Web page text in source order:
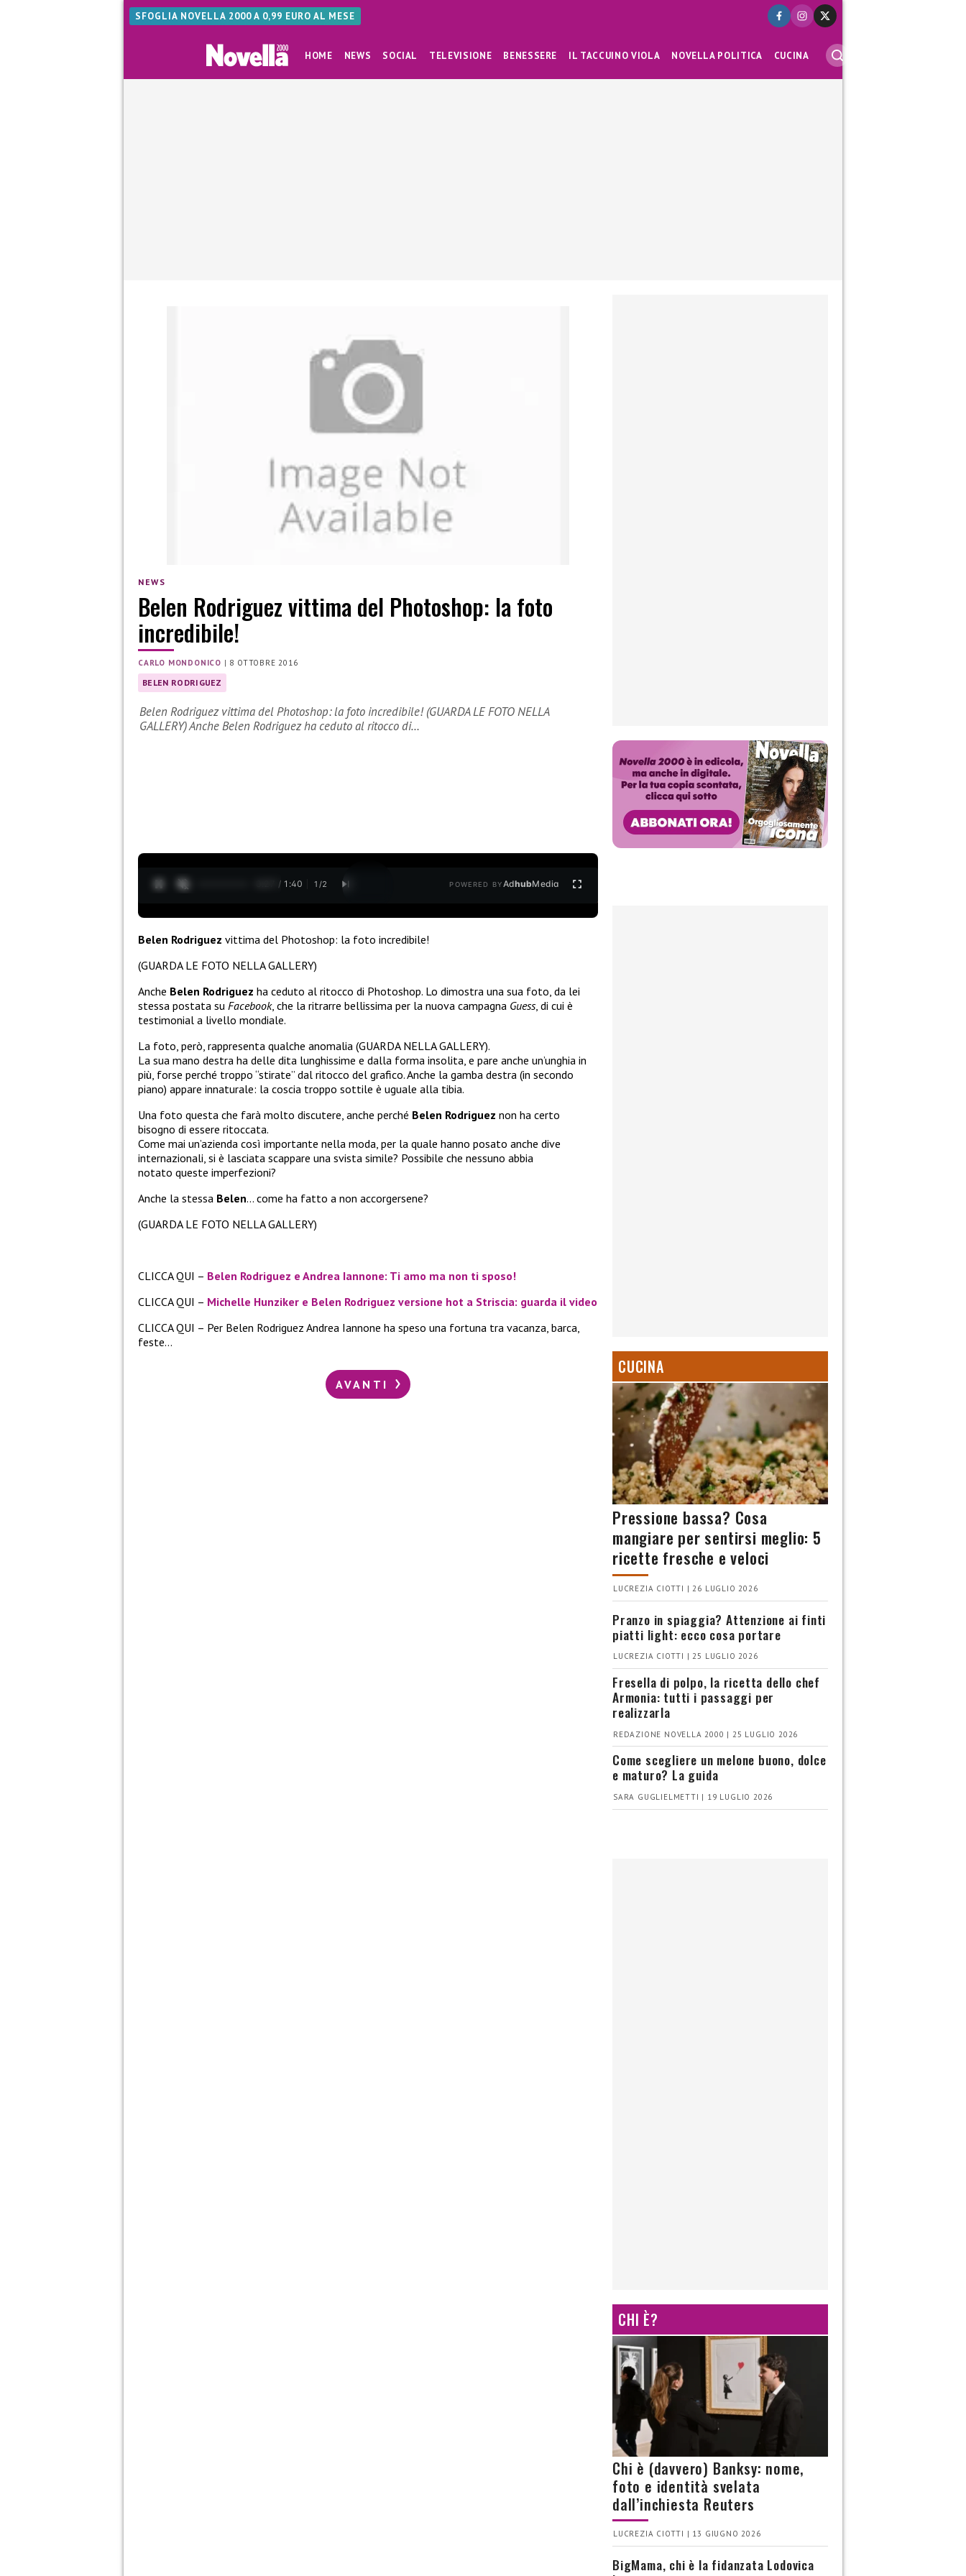
SFOGLIA NOVELLA 2000 A 0,99 EURO AL MESE
HOME NEWS SOCIAL TELEVISIONE BENESSERE IL TACCUINO VIOLA NOVELLA POLITICA CUCINA
NEWS
Belen Rodriguez vittima del Photoshop: la foto
incredibile!
CARLO MONDONICO | 8 OTTOBRE 2016
BELEN RODRIGUEZ
Belen Rodriguez vittima del Photoshop: la foto incredibile! (GUARDA LE FOTO NELLA
GALLERY) Anche Belen Rodriguez ha ceduto al ritocco di…
0:28 / 1:40 1 /2 POWERED BYAdhubMedia
Belen Rodriguez vittima del Photoshop: la foto incredibile!
(GUARDA LE FOTO NELLA GALLERY)
Anche Belen Rodriguez ha ceduto al ritocco di Photoshop. Lo dimostra una sua foto, da lei
stessa postata su Facebook, che la ritrarre bellissima per la nuova campagna Guess, di cui è
testimonial a livello mondiale.
La foto, però, rappresenta qualche anomalia (GUARDA NELLA GALLERY).
La sua mano destra ha delle dita lunghissime e dalla forma insolita, e pare anche un’unghia in
più, forse perché troppo “stirate” dal ritocco del grafico. Anche la gamba destra (in secondo
piano) appare innaturale: la coscia troppo sottile è uguale alla tibia.
Una foto questa che farà molto discutere, anche perché Belen Rodriguez non ha certo
bisogno di essere ritoccata.
Come mai un’azienda così importante nella moda, per la quale hanno posato anche dive
internazionali, si è lasciata scappare una svista simile? Possibile che nessuno abbia
notato queste imperfezioni?
Anche la stessa Belen… come ha fatto a non accorgersene?
(GUARDA LE FOTO NELLA GALLERY)
CLICCA QUI – Belen Rodriguez e Andrea Iannone: Ti amo ma non ti sposo!
CLICCA QUI – Michelle Hunziker e Belen Rodriguez versione hot a Striscia: guarda il video
CLICCA QUI – Per Belen Rodriguez Andrea Iannone ha speso una fortuna tra vacanza, barca,
feste…
AVANTI
CUCINA
Pressione bassa? Cosa
mangiare per sentirsi meglio: 5
ricette fresche e veloci
LUCREZIA CIOTTI | 26 LUGLIO 2026
Pranzo in spiaggia? Attenzione ai finti
piatti light: ecco cosa portare
LUCREZIA CIOTTI | 25 LUGLIO 2026
Fresella di polpo, la ricetta dello chef
Armonia: tutti i passaggi per
realizzarla
REDAZIONE NOVELLA 2000 | 25 LUGLIO 2026
Come scegliere un melone buono, dolce
e maturo? La guida
SARA GUGLIELMETTI | 19 LUGLIO 2026
CHI È?
Chi è (davvero) Banksy: nome,
foto e identità svelata
dall’inchiesta Reuters
LUCREZIA CIOTTI | 13 GIUGNO 2026
BigMama, chi è la fidanzata Lodovica